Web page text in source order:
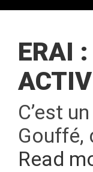
ERAI
C’est
Gouffé,
Read